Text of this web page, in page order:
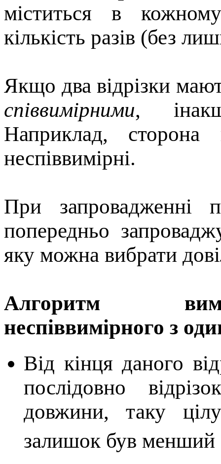
міститься в
кількість разів (без
Якщо два відрізки
співвимірними,
Наприклад,
неспіввимірні.
При запровадженні
попередньо
яку можна вибрати
Алгоритм
неспіввимірного з
Від кінця даного
послідовно
довжини, таку
залишок був